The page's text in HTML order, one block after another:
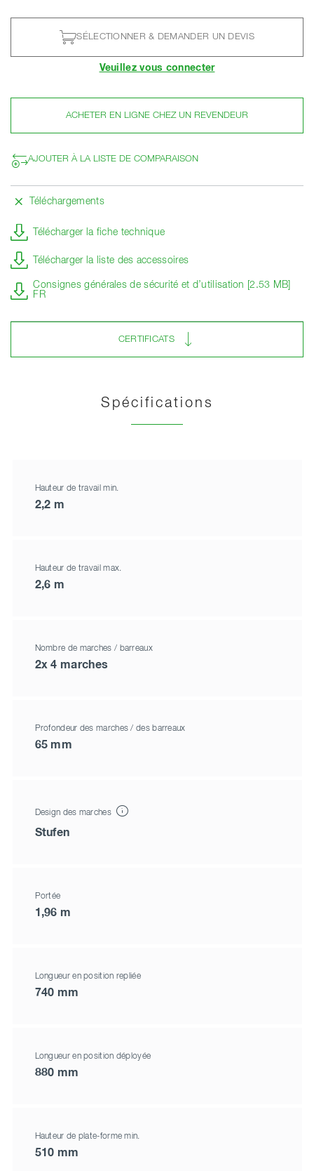
SÉLECTIONNER & DEMANDER UN DEVIS
Veuillez vous connecter
ACHETER EN LIGNE CHEZ UN REVENDEUR
AJOUTER À LA LISTE DE COMPARAISON
Téléchargements
Télécharger la fiche technique
Télécharger la liste des accessoires
Consignes générales de sécurité et d’utilisation [2.53 MB]
FR
CERTIFICATS
Spécifications
Hauteur de travail min.
2,2 m
Hauteur de travail max.
2,6 m
Nombre de marches / barreaux
2x 4 marches
Profondeur des marches / des barreaux
65 mm
Design des marches
Stufen
Portée
1,96 m
Longueur en position repliée
740 mm
Longueur en position déployée
880 mm
Hauteur de plate-forme min.
510 mm